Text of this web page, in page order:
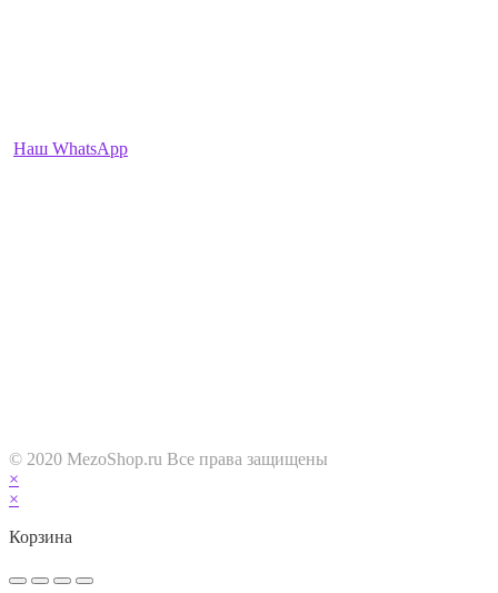
Наш WhatsApp
© 2020 MezoShop.ru Все права защищены
×
×
Корзина